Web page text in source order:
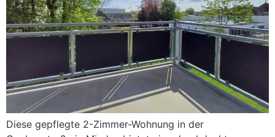
Diese gepflegte 2-Zimmer-Wohnung in der